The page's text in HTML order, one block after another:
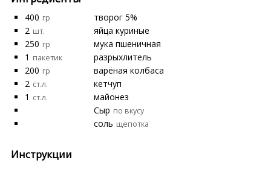
400 гр
творог 5%
2 шт.
яйца куриные
250 гр
мука пшеничная
1 пакетик
разрыхлитель
200 гр
варёная колбаса
2 ст.л.
кетчуп
1 ст.л.
майонез
Сыр по вкусу
соль щепотка
Инструкции